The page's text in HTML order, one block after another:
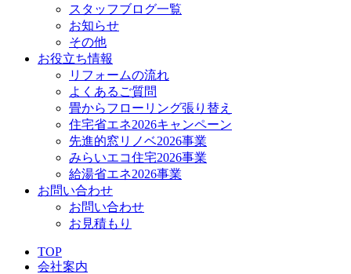
スタッフブログ一覧
お知らせ
その他
お役立ち情報
リフォームの流れ
よくあるご質問
畳からフローリング張り替え
住宅省エネ2026キャンペーン
先進的窓リノベ2026事業
みらいエコ住宅2026事業
給湯省エネ2026事業
お問い合わせ
お問い合わせ
お見積もり
TOP
会社案内